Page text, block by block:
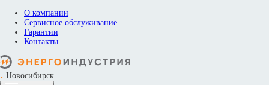
О компании
Сервисное обслуживание
Гарантии
Контакты
Новосибирск